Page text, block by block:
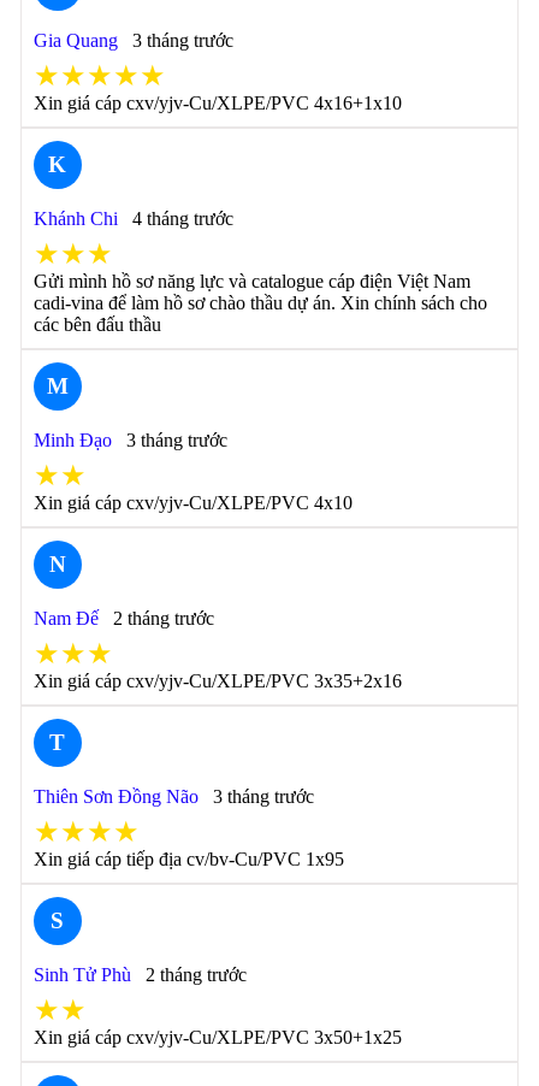
Gia Quang 3 tháng trước
★★★★★
Xin giá cáp cxv/yjv-Cu/XLPE/PVC 4x16+1x10
K
Khánh Chi 4 tháng trước
★★★
Gửi mình hồ sơ năng lực và catalogue cáp điện Việt Nam
cadi-vina để làm hồ sơ chào thầu dự án. Xin chính sách cho
các bên đấu thầu
M
Minh Đạo 3 tháng trước
★★
Xin giá cáp cxv/yjv-Cu/XLPE/PVC 4x10
N
Nam Đế 2 tháng trước
★★★
Xin giá cáp cxv/yjv-Cu/XLPE/PVC 3x35+2x16
T
Thiên Sơn Đồng Não 3 tháng trước
★★★★
Xin giá cáp tiếp địa cv/bv-Cu/PVC 1x95
S
Sinh Tử Phù 2 tháng trước
★★
Xin giá cáp cxv/yjv-Cu/XLPE/PVC 3x50+1x25